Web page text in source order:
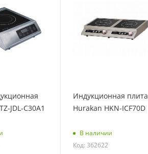
JDL-C30A1
Индукционная плита
Hurakan HKN-ICF70D
В наличии
Код: 362622